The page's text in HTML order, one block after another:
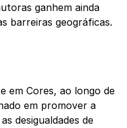
ganhem ainda
barreiras geográficas.
em Cores, ao longo de
em promover a
desigualdades de